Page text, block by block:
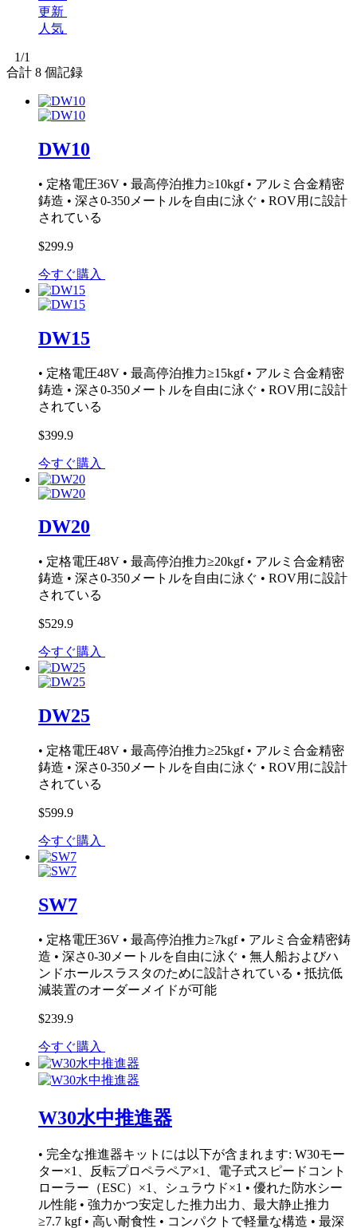
更新
人気
1/1
合計 8 個記録
DW10
• 定格電圧36V • 最高停泊推力≥10kgf • アルミ合金精密
鋳造 • 深さ0-350メートルを自由に泳ぐ • ROV用に設計
されている
$299.9
今すぐ購入
DW15
• 定格電圧48V • 最高停泊推力≥15kgf • アルミ合金精密
鋳造 • 深さ0-350メートルを自由に泳ぐ • ROV用に設計
されている
$399.9
今すぐ購入
DW20
• 定格電圧48V • 最高停泊推力≥20kgf • アルミ合金精密
鋳造 • 深さ0-350メートルを自由に泳ぐ • ROV用に設計
されている
$529.9
今すぐ購入
DW25
• 定格電圧48V • 最高停泊推力≥25kgf • アルミ合金精密
鋳造 • 深さ0-350メートルを自由に泳ぐ • ROV用に設計
されている
$599.9
今すぐ購入
SW7
• 定格電圧36V • 最高停泊推力≥7kgf • アルミ合金精密鋳
造 • 深さ0-30メートルを自由に泳ぐ • 無人船およびハ
ンドホールスラスタのために設計されている • 抵抗低
減装置のオーダーメイドが可能
$239.9
今すぐ購入
W30水中推進器
• 完全な推進器キットには以下が含まれます: W30モー
ター×1、反転プロペラペア×1、電子式スピードコント
ローラー（ESC）×1、シュラウド×1 • 優れた防水シー
ル性能 • 強力かつ安定した推力出力、最大静止推力
≥7.7 kgf • 高い耐食性 • コンパクトで軽量な構造 • 最深